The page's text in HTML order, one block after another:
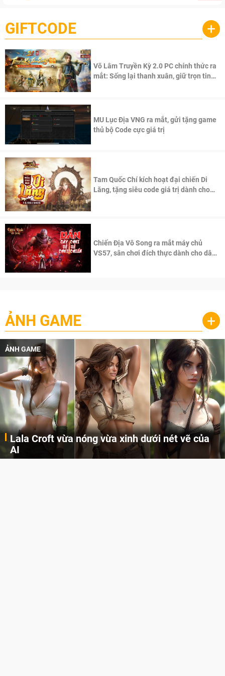
GIFTCODE +
Võ Lâm Truyền Kỳ 2.0 PC chính thức ra
mắt: Sống lại thanh xuân, giữ trọn tinh
MU Lục Địa VNG ra mắt, gửi tặng game
thủ bộ Code cực giá trị
Tam Quốc Chí kích hoạt đại chiến Di
Lăng, tặng siêu code giá trị dành cho
Chiến Địa Vô Song ra mắt máy chủ
VS57, sân chơi đích thực dành cho dân
ẢNH GAME +
ẢNH GAME
Lala Croft vừa nóng vừa xinh dưới nét vẽ của
AI